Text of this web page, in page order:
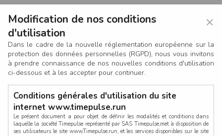
×
Modification de nos conditions
d'utilisation
Dans le cadre de la nouvelle réglementation européenne sur la
protection des données personnelles (RGPD), nous vous invitons
à prendre connaissance de nos nouvelles conditions d'utilisation
ci-dessous et à les accepter pour continuer.
Conditions générales d'utilisation du site
internet www.timepulse.run
Le présent document a pour objet de définir les modalités et conditions dans
laquelle la société Timepulse représenté par SAS Timepulse,met à disposition de
ses utilisateurs le site www.Timepulse.run, et les services disponibles sur le site